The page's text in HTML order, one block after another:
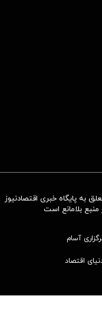
به پایگاه خبری اقتصادنیوز
منبع بلامانع است
آسام
اقتصاد